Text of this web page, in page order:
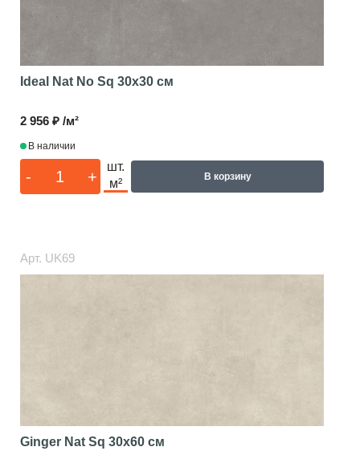
Ideal Nat No Sq 30x30 см
2 956 ₽ /м²
В наличии
- +
шт.
м²
В корзину
Арт. UK69
Ginger Nat Sq 30x60 см